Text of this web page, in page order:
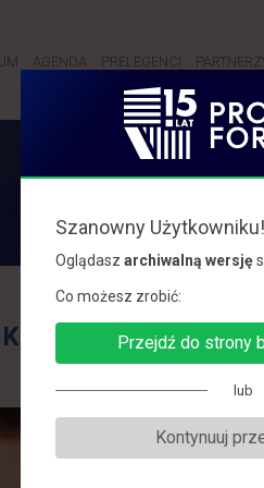
AGENDA PRELEGENCI
K M N O P R
Szanowny Użytkowniku!
Oglądasz archiwalną wersję
Co możesz zrobić:
Przejdź do strony
lub
Kontynuuj